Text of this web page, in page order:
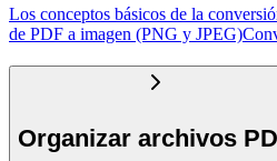
Los conceptos básicos de la
de PDF a imagen (PNG y JPEG)
Organizar archivos